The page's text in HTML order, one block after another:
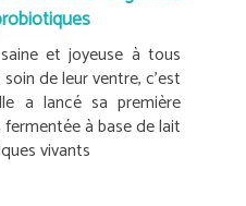
et joyeuse à tous
de leur ventre, c’est
a lancé sa première
à base de lait
vivants